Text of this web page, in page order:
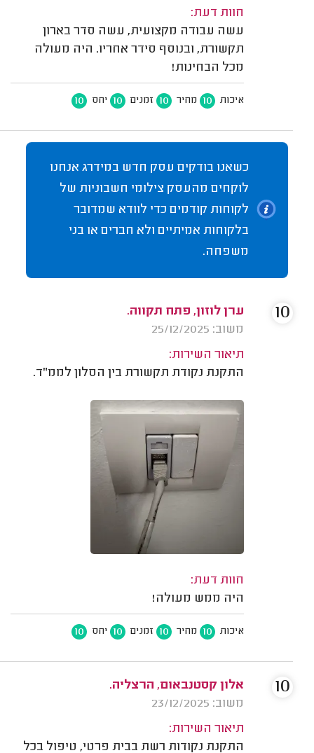
חוות דעת:
עשה עבודה מקצועית, עשה סדר בארון
תקשורת, ובנוסף סידר אחריו. היה מעולה
מכל הבחינות!
איכות 10 מחיר 10 זמנים 10 יחס 10
כשאנו בודקים עסק חדש במידרג אנחנו
לוקחים מהעסק צילומי חשבוניות של
לקוחות קודמים כדי לוודא שמדובר
בלקוחות אמיתיים ולא חברים או בני
משפחה.
ערן לוזון, פתח תקווה.
משוב: 25/12/2025
תיאור השירות:
התקנת נקודת תקשורת בין הסלון לממ"ד.
חוות דעת:
היה ממש מעולה!
איכות 10 מחיר 10 זמנים 10 יחס 10
10
אלון קסטנבאום, הרצליה.
משוב: 23/12/2025
תיאור השירות:
התקנת נקודות רשת בבית פרטי, טיפול בכל
10